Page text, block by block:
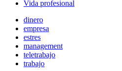
Vida profesional
dinero
empresa
estres
management
teletrabajo
trabajo